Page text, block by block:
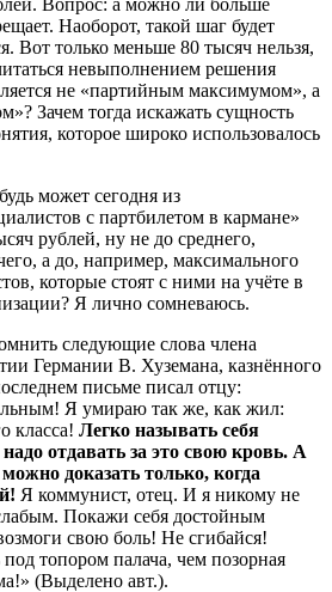
Наоборот, такой шаг будет
Вот только меньше 80 тысяч нельзя,
невыполнением решения
не «партийным максимумом», а
Зачем тогда искажать сущность
которое широко использовалось
может сегодня из
с партбилетом в кармане»
рублей, ну не до среднего,
а до, например, максимального
которые стоят с ними на учёте в
Я лично сомневаюсь.
следующие слова члена
Германии В. Хуземана, казнённого
письме писал отцу:
Я умираю так же, как жил:
класса! Легко называть себя
отдавать за это свою кровь. А
доказать только, когда
Я коммунист, отец. И я никому не
Покажи себя достойным
свою боль! Не сгибайся!
топором палача, чем позорная
(Выделено авт.).